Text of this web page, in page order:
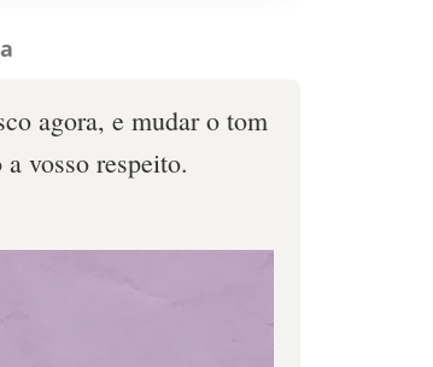
agora, e mudar o tom
vosso respeito.